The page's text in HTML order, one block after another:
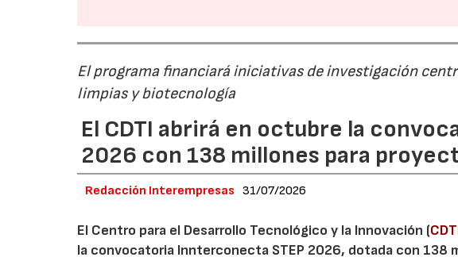
El programa financiará iniciativas de investigación
limpias y biotecnología
El CDTI abrirá en octubre la
2026 con 138 millones para
Redacción Interempresas 31/07/2026
El Centro para el Desarrollo Tecnológico y la Innovación (
la convocatoria Innterconecta STEP 2026, dotada con 138